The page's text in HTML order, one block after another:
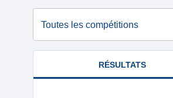
Toutes les compétitions
RÉSULTATS